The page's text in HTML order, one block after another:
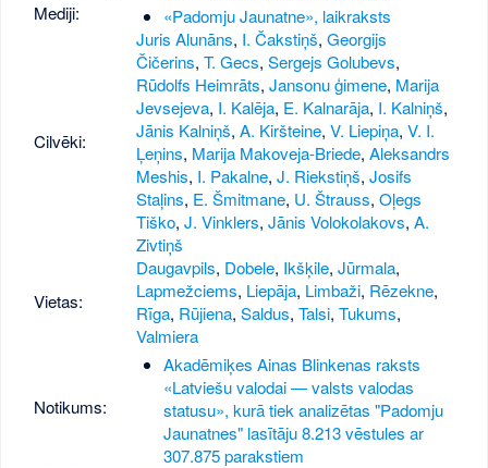
Mediji:
«Padomju Jaunatne», laikraksts
Cilvēki:
Juris Alunāns, I. Čakstiņš,Georgijs
Čičerins,T. Gecs,Sergejs Golubevs,
Rūdolfs Heimrāts,Jansonu ģimene, Marija
Jevsejeva, I. Kalēja, E. Kalnarāja, I. Kalniņš,
Jānis Kalniņš,A. Kiršteine,V. Liepiņa,V. I.
Ļeņins, Marija Makoveja-Briede,Aleksandrs
Meshis, I. Pakalne,J. Riekstiņš,Josifs
Staļins, E. Šmitmane, U. Štrauss,Oļegs
Tiško,J. Vinklers,Jānis Volokolakovs,A.
Zivtiņš
Vietas:
Daugavpils, Dobele, Ikšķile,Jūrmala,
Lapmežciems, Liepāja, Limbaži, Rēzekne,
Rīga, Rūjiena,Saldus,Talsi,Tukums,
Valmiera
Notikums:
Akadēmiķes Ainas Blinkenas raksts
«Latviešu valodai — valsts valodas
statusu», kurā tiek analizētas "Padomju
Jaunatnes" lasītāju 8.213 vēstules ar
307.875 parakstiem